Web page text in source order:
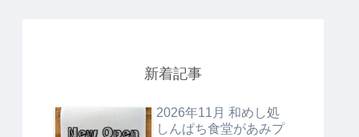
新着記事
2026年11月 和めし処
しんぱち食堂があみプ